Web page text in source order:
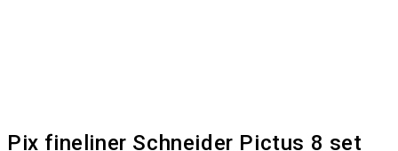
Pix fineliner Schneider Pictus 8 set